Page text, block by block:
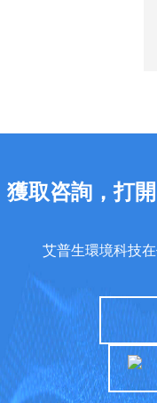
何
裝
能
現
能
效
運
行
獲取咨詢，打
艾普生環境科技